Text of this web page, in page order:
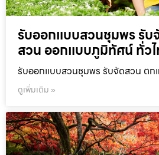
รับออกแบบสวนชุมพร รับ
สวน ออกแบบภูมิทัศน์ ทั่ว
รับออกแบบสวนชุมพร รับจัดสวน ตก
ดูเพิ่มเติม »